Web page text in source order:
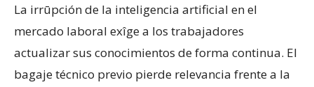
​La irrūpción de la inteligencia artificial en el
mercado laboral exîge a los trabajadores
actualizar sus conocimientos de forma continua. El
bagaje técnico previo pierde relevancia frente a la